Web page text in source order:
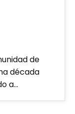
de
década
a…